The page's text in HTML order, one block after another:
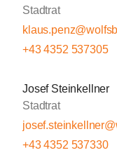
Stadtrat
+43 4352 537305
Josef Steinkellner
Stadtrat
+43 4352 537330